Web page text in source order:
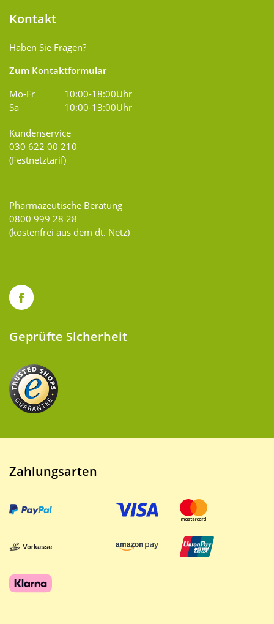
Kontakt
Haben Sie Fragen?
Zum Kontaktformular
Mo-Fr
10:00-18:00Uhr
Sa
10:00-13:00Uhr
Kundenservice
030 622 00 210
(Festnetztarif)
Pharmazeutische Beratung
0800 999 28 28
(kostenfrei aus dem dt. Netz)
Geprüfte Sicherheit
Zahlungsarten